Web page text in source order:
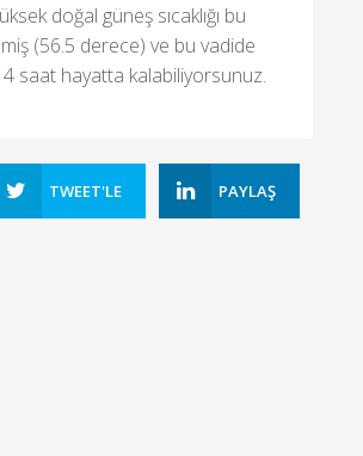
doğal güneş sıcaklığı bu
(56.5 derece) ve bu vadide
saat hayatta kalabiliyorsunuz.
TWEET'LE PAYLAŞ